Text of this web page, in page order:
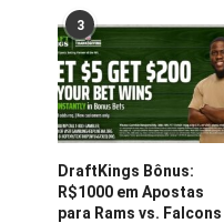
3
DraftKings Bônus:
R$1000 em Apostas
para Rams vs. Falcons